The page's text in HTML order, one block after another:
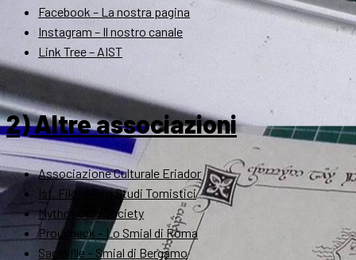
Facebook – La nostra pagina
Instagram – Il nostro canale
Link Tree – AIST
2) Altre associazioni
Associazione Culturale Eriador
Ist. Filosofico Studi Tomistici
Mythopoeic Society
Proudneck – Lo Smial di Roma
Sackville – Smial di Bergamo